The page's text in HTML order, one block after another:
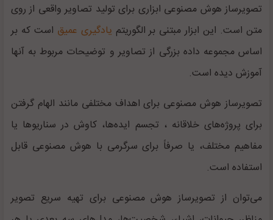
تصویرساز هوش مصنوعی ابزاری برای تولید تصاویر واقعی از روی
متن است. این ابزار مبتنی بر الگوریتم یادگیری عمیق است که بر
اساس مجموعه داده بزرگی از تصاویر و توضیحات مربوط به آنها
آموزش دیده است.
تصویرساز هوش مصنوعی برای اهداف مختلفی مانند الهام گرفتن
برای پروژه‌های خلاقانه ، تجسم ایده‌ها، کاوش در سناریوها یا
مفاهیم مختلف، یا صرفاً برای سرگرمی ‌با هوش مصنوعی قابل
استفاده است.
می‌توان از تصویرساز هوش مصنوعی برای تهیه سریع تصویر